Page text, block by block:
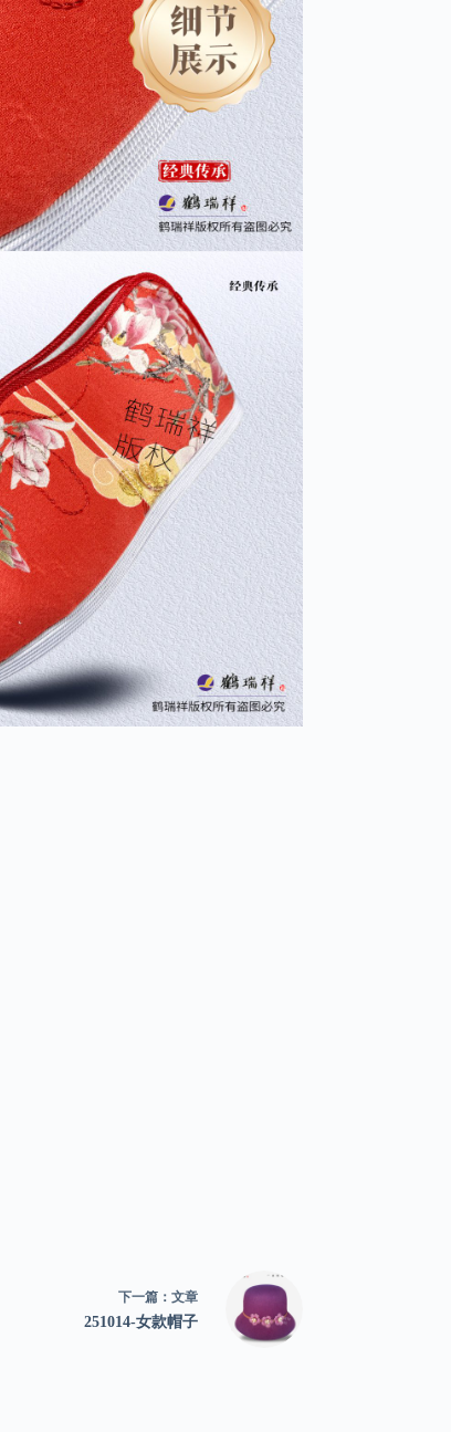
下一篇： 文章
251014-女款帽子